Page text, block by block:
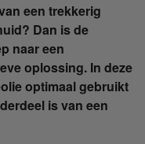
een trekkerig
Dan is de
naar een
oplossing. In deze
optimaal gebruikt
is van een